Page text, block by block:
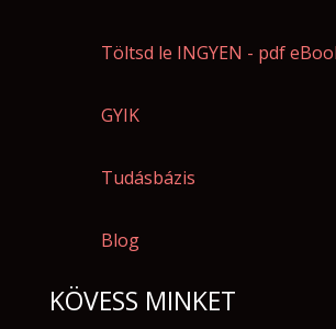
Töltsd le INGYEN - pdf
GYIK
Tudásbázis
Blog
KÖVESS MINKET